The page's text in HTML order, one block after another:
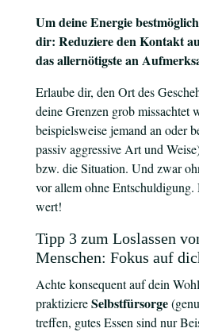
Um deine Energie
dir: Reduziere den Kontakt
das allernötigste an
Erlaube dir, den Ort des
deine Grenzen grob missachtet
beispielsweise jemand an oder
passiv aggressive Art und
bzw. die Situation. Und zwar
vor allem ohne Entschuldigung.
wert!
Tipp 3 zum Loslassen
Menschen: Fokus auf
Achte konsequent auf dein
praktiziereSelbstfürsorge
treffen, gutes Essen sind nur